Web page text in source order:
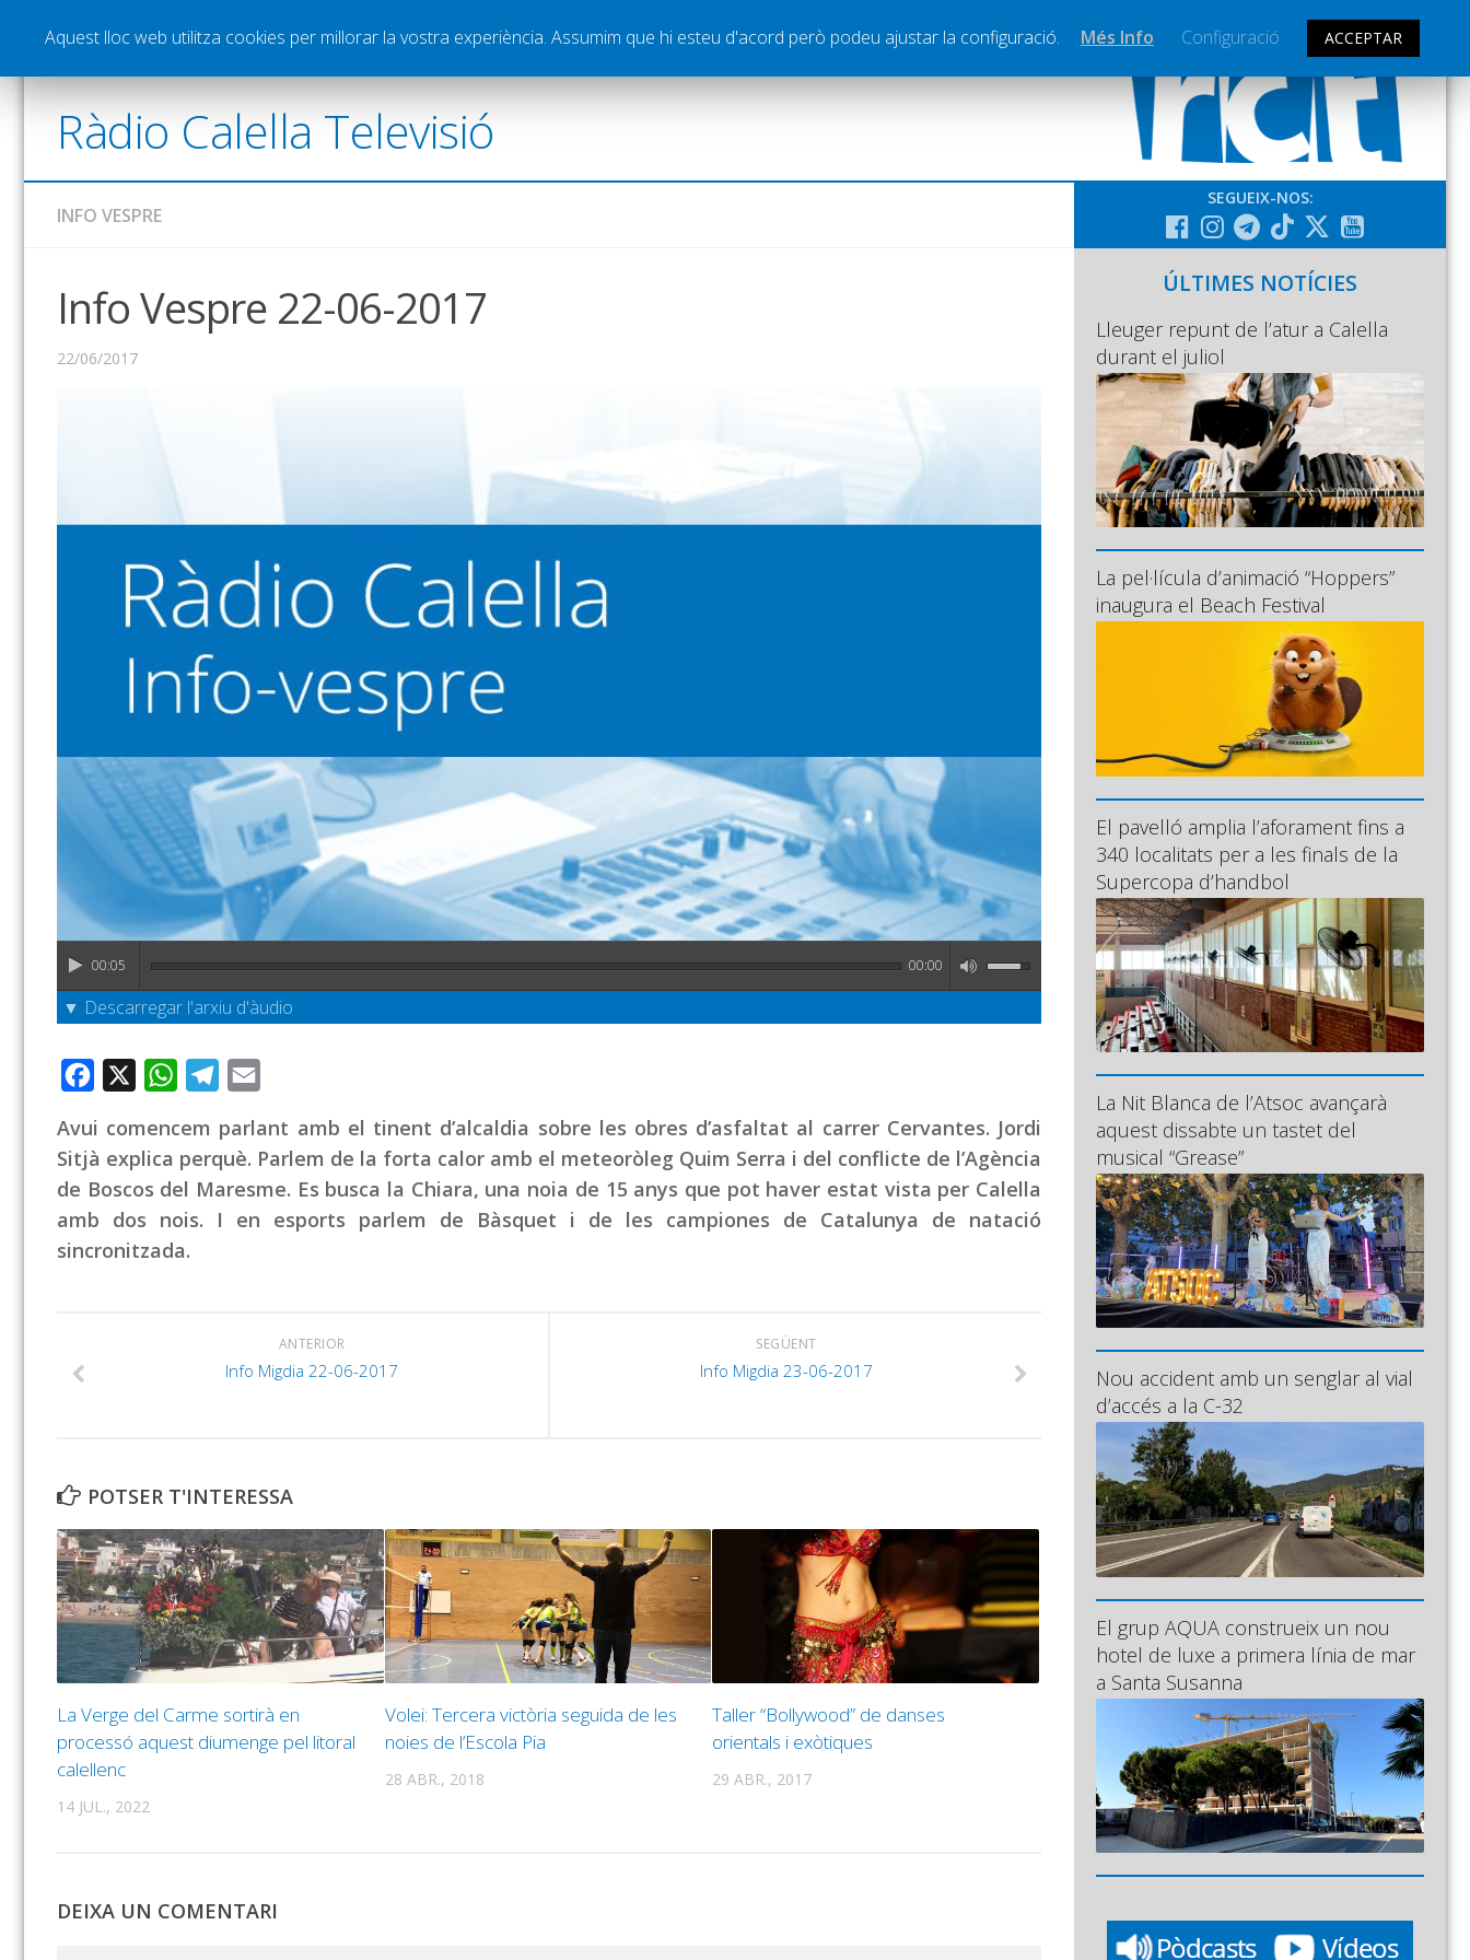
Notícies Esports Pòdcasts Vídeos Graella Publicitat Contacte
Ràdio Calella Televisió
INFO VESPRE
Info Vespre 22-06-2017
22/06/2017
00:05 00:00
▼ Descarregar l'arxiu d'àudio
Facebook WhatsAppTelegram
Avui comencem parlant amb el tinent d’alcaldia sobre les obres d’asfaltat al carrer Cervantes. Jordi
Sitjà explica perquè. Parlem de la forta calor amb el meteoròleg Quim Serra i del conflicte de l’Agència
de Boscos del Maresme. Es busca la Chiara, una noia de 15 anys que pot haver estat vista per Calella
amb dos nois. I en esports parlem de Bàsquet i de les campiones de Catalunya de natació
sincronitzada.
SEGÜENT
Info Migdia 23-06-2017
ANTERIOR
Info Migdia 22-06-2017
POTSER T'INTERESSA
La Verge del Carme sortirà en
processó aquest diumenge pel litoral
calellenc
14 JUL., 2022
Volei: Tercera victòria seguida de les
noies de l’Escola Pia
28 ABR., 2018
Taller “Bollywood” de danses
orientals i exòtiques
29 ABR., 2017
DEIXA UN COMENTARI
SEGUEIX-NOS:
ÚLTIMES NOTÍCIES
Lleuger repunt de l’atur a Calella
durant el juliol
La pel·lícula d’animació “Hoppers”
inaugura el Beach Festival
El pavelló amplia l’aforament fins a
340 localitats per a les finals de la
Supercopa d’handbol
La Nit Blanca de l’Atsoc avançarà
aquest dissabte un tastet del
musical “Grease”
Nou accident amb un senglar al vial
d’accés a la C-32
El grup AQUA construeix un nou
hotel de luxe a primera línia de mar
a Santa Susanna
Aquest lloc web utilitza cookies per millorar la vostra experiència. Assumim que hi esteu d'acord però podeu ajustar la configuració. Més Info Configuració ACCEPTAR